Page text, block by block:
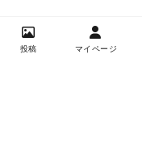
投稿 マイページ